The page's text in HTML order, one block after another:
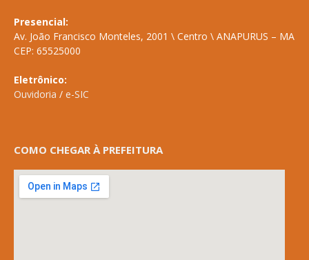
Presencial:
Av. João Francisco Monteles, 2001 \ Centro \ ANAPURUS – MA
CEP: 65525000
Eletrônico:
Ouvidoria / e-SIC
COMO CHEGAR À PREFEITURA